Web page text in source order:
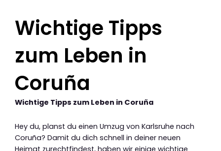
Wichtige Tipps
zum Leben in
Coruña
Wichtige Tipps zum Leben in Coruña
Hey du, planst du einen Umzug von Karlsruhe nach
Coruña? Damit du dich schnell in deiner neuen
Heimat zurechtfindest, haben wir einige wichtige